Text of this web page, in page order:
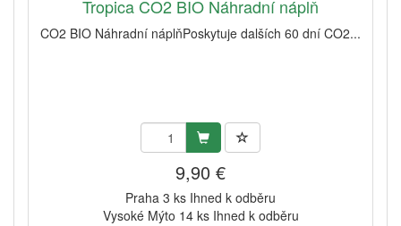
Tropica CO2 BIO Náhradní náplň
CO2 BIO Náhradní náplňPoskytuje dalších 60 dní CO2...
9,90 €
Praha 3 ks Ihned k odběru
Vysoké Mýto 14 ks Ihned k odběru